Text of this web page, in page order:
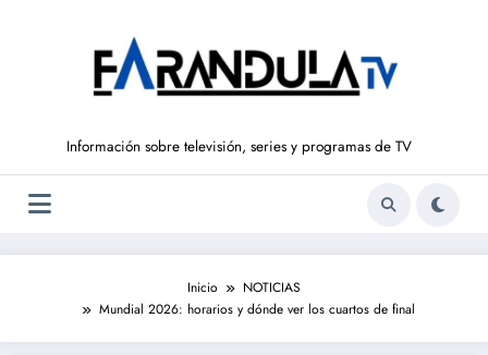
Información sobre televisión, series y programas de TV
Inicio
NOTICIAS
Mundial 2026: horarios y dónde ver los cuartos de final